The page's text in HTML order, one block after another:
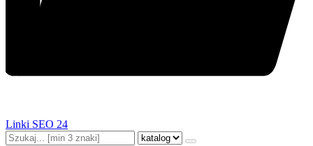
Linki SEO 24